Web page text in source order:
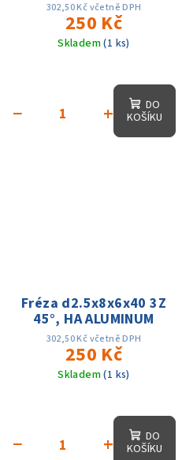
302,50 Kč včetně DPH
250 Kč
Skladem(1 ks)
+
−
DO
KOŠÍKU
Fréza d2.5x8x6x40 3Z
45°, HA ALUMINUM
302,50 Kč včetně DPH
250 Kč
Skladem(1 ks)
+
−
DO
KOŠÍKU